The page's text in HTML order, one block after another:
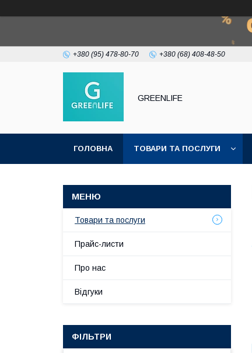
+380 (95) 478-80-70 +380 (68) 408-48-50
GREENLIFE
ГОЛОВНА ТОВАРИ ТА ПОСЛУГИ
Товари та послуги
Прайс-листи
Про нас
Відгуки
ФІЛЬТРИ